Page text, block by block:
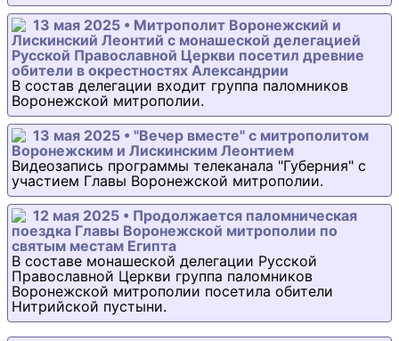
13 мая 2025 • Митрополит Воронежский и
Лискинский Леонтий с монашеской делегацией
Русской Православной Церкви посетил древние
обители в окрестностях Александрии
В состав делегации входит группа паломников
Воронежской митрополии.
13 мая 2025 • "Вечер вместе" с митрополитом
Воронежским и Лискинским Леонтием
Видеозапись программы телеканала "Губерния" с
участием Главы Воронежской митрополии.
12 мая 2025 • Продолжается паломническая
поездка Главы Воронежской митрополии по
святым местам Египта
В составе монашеской делегации Русской
Православной Церкви группа паломников
Воронежской митрополии посетила обители
Нитрийской пустыни.